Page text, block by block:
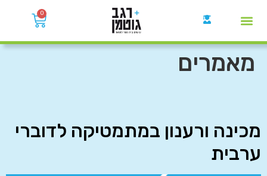
0
מאמרים
מכינה ורענון במתמטיקה לדוברי
ערבית